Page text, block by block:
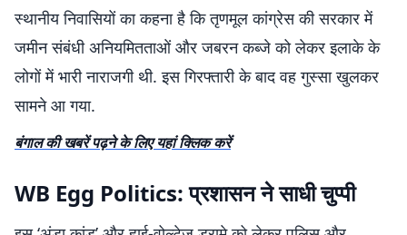
स्थानीय निवासियों का कहना है कि तृणमूल कांग्रेस की सरकार में
जमीन संबंधी अनियमितताओं और जबरन कब्जे को लेकर इलाके के
लोगों में भारी नाराजगी थी. इस गिरफ्तारी के बाद वह गुस्सा खुलकर
सामने आ गया.
बंगाल की खबरें पढ़ने के लिए यहां क्लिक करें
WB Egg Politics: प्रशासन ने साधी चुप्पी